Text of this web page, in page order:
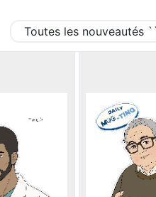
Toutes les nouveautés